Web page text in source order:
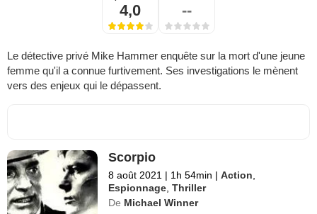
4,0 --
Le détective privé Mike Hammer enquête sur la mort d'une jeune
femme qu'il a connue furtivement. Ses investigations le mènent
vers des enjeux qui le dépassent.
Scorpio
8 août 2021 | 1h 54min | Action
Espionnage ,Thriller
De Michael Winner